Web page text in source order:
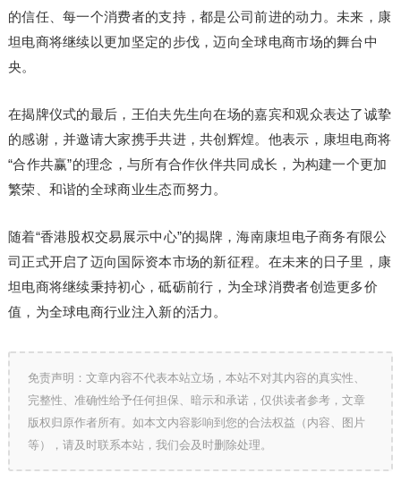
的信任、每一个消费者的支持，都是公司前进的动力。未来，康
坦电商将继续以更加坚定的步伐，迈向全球电商市场的舞台中
央。
在揭牌仪式的最后，王伯夫先生向在场的嘉宾和观众表达了诚挚
的感谢，并邀请大家携手共进，共创辉煌。他表示，康坦电商将
“合作共赢”的理念，与所有合作伙伴共同成长，为构建一个更加
繁荣、和谐的全球商业生态而努力。
随着“香港股权交易展示中心”的揭牌，海南康坦电子商务有限公
司正式开启了迈向国际资本市场的新征程。在未来的日子里，康
坦电商将继续秉持初心，砥砺前行，为全球消费者创造更多价
值，为全球电商行业注入新的活力。
免责声明：文章内容不代表本站立场，本站不对其内容的真实性、
完整性、准确性给予任何担保、暗示和承诺，仅供读者参考，文章
版权归原作者所有。如本文内容影响到您的合法权益（内容、图片
等），请及时联系本站，我们会及时删除处理。